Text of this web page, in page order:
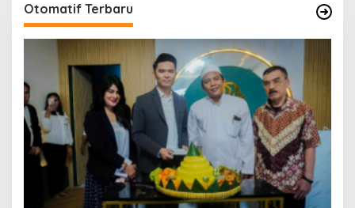
Otomatif Terbaru